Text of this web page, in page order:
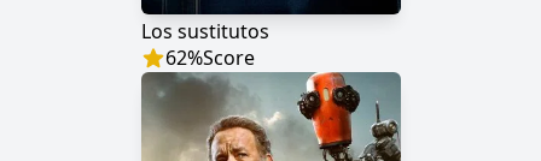
Los sustitutos
62%Score